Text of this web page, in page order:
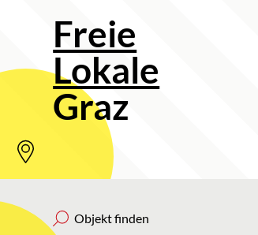
Freie
Lokale
Graz
Objekt finden